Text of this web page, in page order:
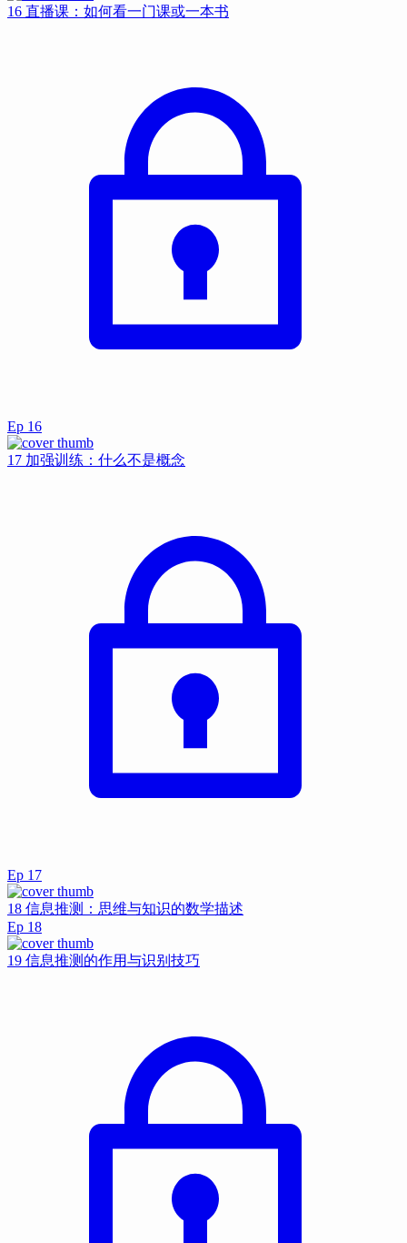
16 直播课：如何看一门课或一本书
Ep 16
17 加强训练：什么不是概念
Ep 17
18 信息推测：思维与知识的数学描述
Ep 18
19 信息推测的作用与识别技巧